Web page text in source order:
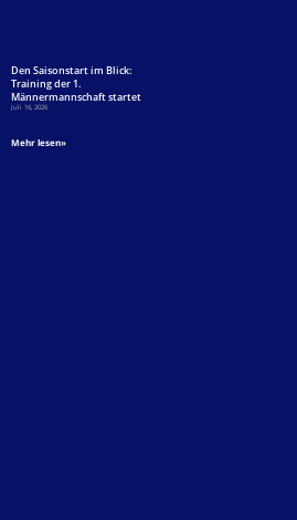
Den Saisonstart im Blick:
Training der 1.
Männermannschaft startet
Juli 16, 2026
Mehr lesen»